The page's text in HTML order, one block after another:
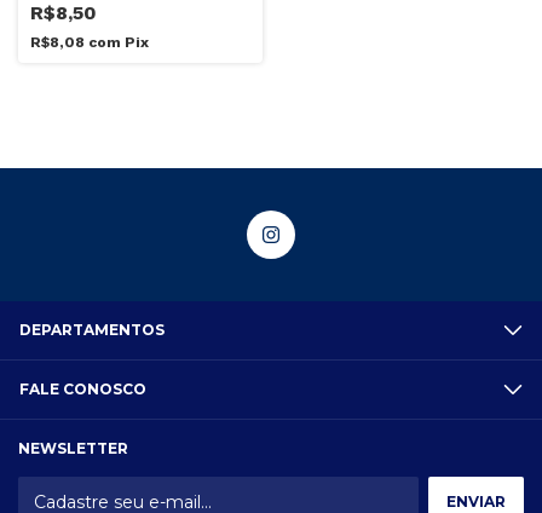
R$8,50
R$8,08 com Pix
DEPARTAMENTOS
FALE CONOSCO
NEWSLETTER